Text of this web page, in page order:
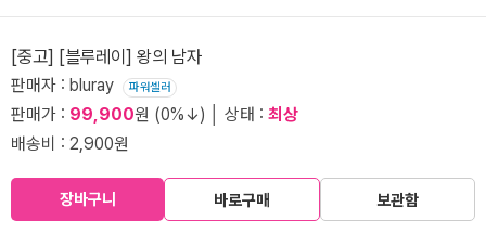
[중고] [블루레이] 왕의 남자
판매자 : bluray 파워셀러
판매가 : 99,900원 (0%↓) │ 상태 : 최상
배송비 : 2,900원
장바구니 바로구매 보관함